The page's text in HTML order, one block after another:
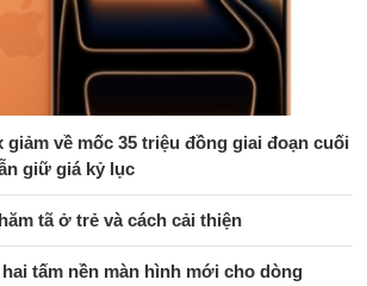
giảm về mốc 35 triệu đồng giai đoạn cuối
giữ giá kỷ lục
tã ở trẻ và cách cải thiện
tấm nền màn hình mới cho dòng